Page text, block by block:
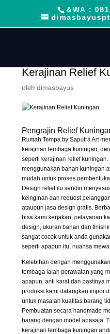
&WA :
Kerajinan Relief
oleh dimasbayus
Pengrajin Relief
Rumah Tempa by Saputra Art
kerajinan tembaga kuningan,
seperti kerajinan relief
menggunakan bahan kuningan
mudah untuk proses
Design relief itu sendiri
keinginan dan request
ataupun jasa design gratis.
bisa kami kerjakan, pelayanan
design, ukuran bahan dan
sangat cocok untuk anda
seperti apapun itu, nuansa
Kelebihan dengan
tembaga ialah perawatan yang
apapun, anti karat dan pastinya
produksi kami datangkan impor
untuk masalah kualitas barang
Pembuatan secara handmade
barang dengan model apasaja.
kerajinan tembaga kuningan